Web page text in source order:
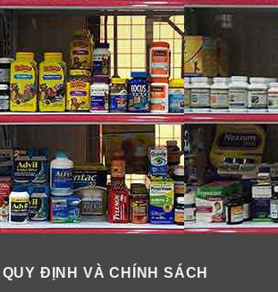
QUY ĐỊNH VÀ CHÍNH SÁCH